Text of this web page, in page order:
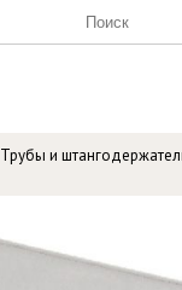
Трубы и